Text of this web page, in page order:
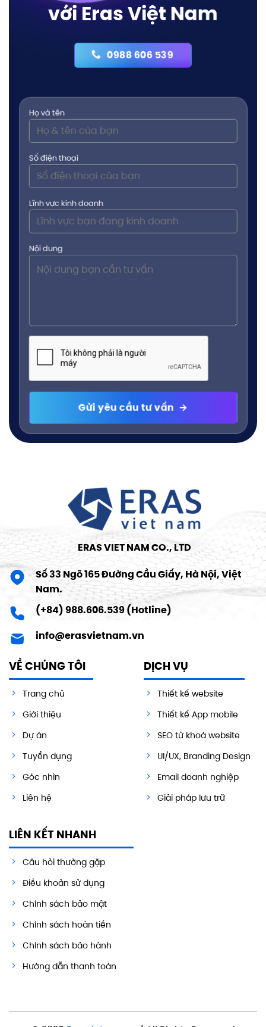
với Eras Việt Nam
0988 606 539
Họ và tên
Số điện thoại
Lĩnh vực kinh doanh
Nội dung
ERAS VIET NAM CO., LTD
Số 33 Ngõ 165 Đường Cầu Giấy, Hà Nội, Việt
Nam.
(+84) 988.606.539 (Hotline)
info@erasvietnam.vn
VỀ CHÚNG TÔI
Trang chủ
Giới thiệu
Dự án
Tuyển dụng
Góc nhìn
Liên hệ
DỊCH VỤ
Thiết kế website
Thiết kế App mobile
SEO từ khoá website
UI/UX, Branding Design
Email doanh nghiệp
Giải pháp lưu trữ
LIÊN KẾT NHANH
Câu hỏi thường gặp
Điều khoản sử dụng
Chính sách bảo mật
Chính sách hoàn tiền
Chính sách bảo hành
Hướng dẫn thanh toán